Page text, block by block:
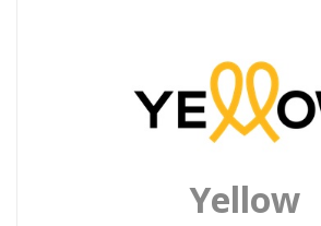
Yellow